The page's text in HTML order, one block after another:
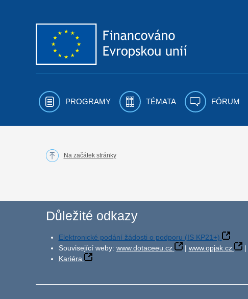
PROGRAMY TÉMATA FÓRUM
Na začátek stránky
Důležité odkazy
Elektronické podání žádosti o podporu (IS KP21+)
Související weby: www.dotaceeu.cz | www.opjak.cz |
Kariéra